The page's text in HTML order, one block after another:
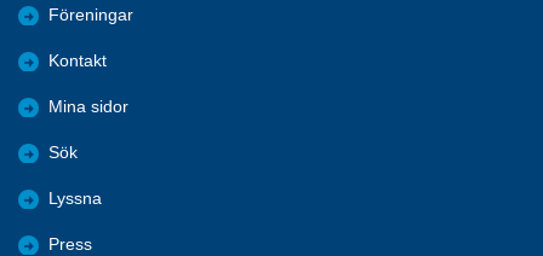
Föreningar
Kontakt
Mina sidor
Sök
Lyssna
Press